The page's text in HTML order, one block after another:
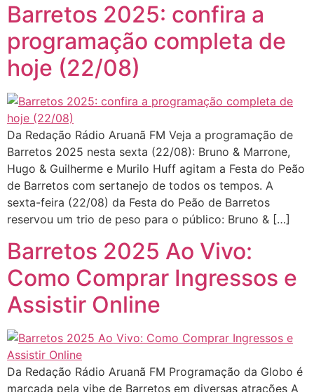
Barretos 2025: confira a
programação completa de
hoje (22/08)
Da Redação Rádio Aruanã FM Veja a programação de
Barretos 2025 nesta sexta (22/08): Bruno & Marrone,
Hugo & Guilherme e Murilo Huff agitam a Festa do Peão
de Barretos com sertanejo de todos os tempos. A
sexta-feira (22/08) da Festa do Peão de Barretos
reservou um trio de peso para o público: Bruno & […]
Barretos 2025 Ao Vivo:
Como Comprar Ingressos e
Assistir Online
Da Redação Rádio Aruanã FM Programação da Globo é
marcada pela vibe de Barretos em diversas atrações A